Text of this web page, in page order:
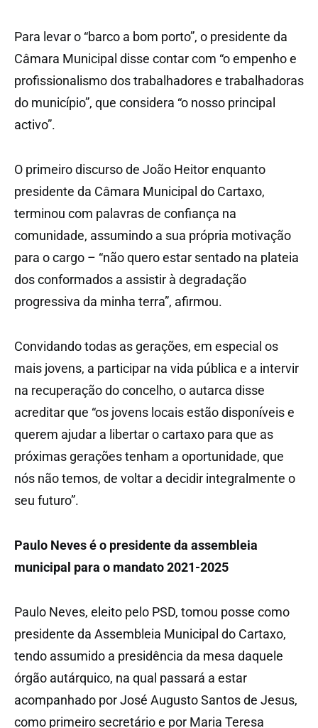
Para levar o “barco a bom porto”, o presidente da
Câmara Municipal disse contar com “o empenho e
profissionalismo dos trabalhadores e trabalhadoras
do município”, que considera “o nosso principal
activo”.
O primeiro discurso de João Heitor enquanto
presidente da Câmara Municipal do Cartaxo,
terminou com palavras de confiança na
comunidade, assumindo a sua própria motivação
para o cargo – “não quero estar sentado na plateia
dos conformados a assistir à degradação
progressiva da minha terra”, afirmou.
Convidando todas as gerações, em especial os
mais jovens, a participar na vida pública e a intervir
na recuperação do concelho, o autarca disse
acreditar que “os jovens locais estão disponíveis e
querem ajudar a libertar o cartaxo para que as
próximas gerações tenham a oportunidade, que
nós não temos, de voltar a decidir integralmente o
seu futuro”.
Paulo Neves é o presidente da assembleia
municipal para o mandato 2021-2025
Paulo Neves, eleito pelo PSD, tomou posse como
presidente da Assembleia Municipal do Cartaxo,
tendo assumido a presidência da mesa daquele
órgão autárquico, na qual passará a estar
acompanhado por José Augusto Santos de Jesus,
como primeiro secretário e por Maria Teresa